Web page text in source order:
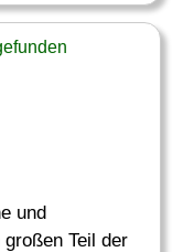
und
Teil der